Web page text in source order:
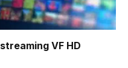
streaming VF HD